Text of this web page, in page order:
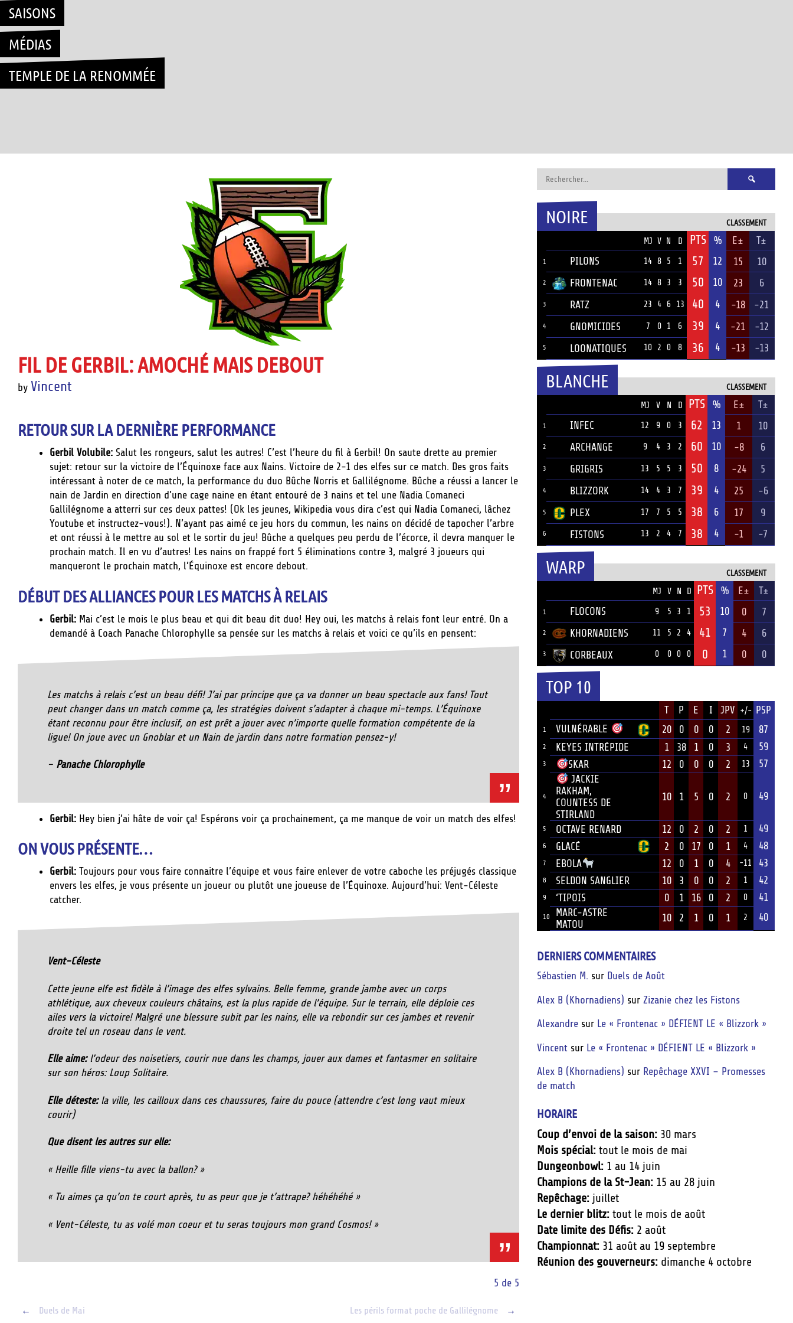
SAISONS
MÉDIAS
TEMPLE DE LA RENOMMÉE
FIL DE GERBIL: AMOCHÉ MAIS DEBOUT
by Vincent
RETOUR SUR LA DERNIÈRE PERFORMANCE
Gerbil Volubile: Salut les rongeurs, salut les autres! C’est l’heure du fil à Gerbil! On saute drette au premier
sujet: retour sur la victoire de l’Équinoxe face aux Nains. Victoire de 2-1 des elfes sur ce match. Des gros faits
intéressant à noter de ce match, la performance du duo Bûche Norris et Gallilégnome. Bûche a réussi a lancer le
nain de Jardin en direction d’une cage naine en étant entouré de 3 nains et tel une Nadia Comaneci
Gallilégnome a atterri sur ces deux pattes! (Ok les jeunes, Wikipedia vous dira c’est qui Nadia Comaneci, lâchez
Youtube et instructez-vous!). N’ayant pas aimé ce jeu hors du commun, les nains on décidé de tapocher l’arbre
et ont réussi à le mettre au sol et le sortir du jeu! Bûche a quelques peu perdu de l’écorce, il devra manquer le
prochain match. Il en vu d’autres! Les nains on frappé fort 5 éliminations contre 3, malgré 3 joueurs qui
manqueront le prochain match, l’Équinoxe est encore debout.
DÉBUT DES ALLIANCES POUR LES MATCHS À RELAIS
Gerbil: Mai c’est le mois le plus beau et qui dit beau dit duo! Hey oui, les matchs à relais font leur entré. On a
demandé à Coach Panache Chlorophylle sa pensée sur les matchs à relais et voici ce qu’ils en pensent:
Les matchs à relais c’est un beau défi! J’ai par principe que ça va donner un beau spectacle aux fans! Tout
peut changer dans un match comme ça, les stratégies doivent s’adapter à chaque mi-temps. L’Équinoxe
étant reconnu pour être inclusif, on est prêt a jouer avec n’importe quelle formation compétente de la
ligue! On joue avec un Gnoblar et un Nain de jardin dans notre formation pensez-y!
– Panache Chlorophylle
Gerbil: Hey bien j’ai hâte de voir ça! Espérons voir ça prochainement, ça me manque de voir un match des elfes!
ON VOUS PRÉSENTE…
Gerbil: Toujours pour vous faire connaitre l’équipe et vous faire enlever de votre caboche les préjugés classique
envers les elfes, je vous présente un joueur ou plutôt une joueuse de l’Équinoxe. Aujourd’hui: Vent-Céleste
catcher.
Vent-Céleste
Cette jeune elfe est fidèle à l’image des elfes sylvains. Belle femme, grande jambe avec un corps
athlétique, aux cheveux couleurs châtains, est la plus rapide de l’équipe. Sur le terrain, elle déploie ces
ailes vers la victoire! Malgré une blessure subit par les nains, elle va rebondir sur ces jambes et revenir
droite tel un roseau dans le vent.
Elle aime:l’odeur des noisetiers, courir nue dans les champs, jouer aux dames et fantasmer en solitaire
sur son héros: Loup Solitaire.
Elle déteste:la ville, les cailloux dans ces chaussures, faire du pouce (attendre c’est long vaut mieux
courir)
Que disent les autres sur elle:
« Heille fille viens-tu avec la ballon? »
« Tu aimes ça qu’on te court après, tu as peur que je t’attrape? héhéhéhé »
« Vent-Céleste, tu as volé mon coeur et tu seras toujours mon grand Cosmos! »
5 de 5
Post
← Duels de Mai Les périls format poche de Gallilégnome →
Rechercher :
CLASSEMENT
NOIRE
MJ V N D PTS % E± T±
1 PILONS 14 8 5 1 57 12 15 10
2 FRONTENAC 14 8 3 3 50 10 23 6
3 RATZ 23 4 6 13 40 4 -18 -21
4 GNOMICIDES 7 0 1 6 39 4 -21 -12
5 LOONATIQUES 10 2 0 8 36 4 -13 -13
CLASSEMENT
BLANCHE
MJ V N D PTS % E± T±
1 INFEC 12 9 0 3 62 13 1 10
2 ARCHANGE 9 4 3 2 60 10 -8 6
3 GRIGRIS 13 5 5 3 50 8 -24 5
4 BLIZZORK 14 4 3 7 39 4 25 -6
5 PLEX 17 7 5 5 38 6 17 9
6 FISTONS 13 2 4 7 38 4 -1 -7
CLASSEMENT
WARP
MJ V N D PTS % E± T±
1 FLOCONS 9 5 3 1 53 10 0 7
2 KHORNADIENS 11 5 2 4 41 7 4 6
3 CORBEAUX 0 0 0 0 0 1 0 0
TOP 10
T P E I JPV +/- PSP
1 VULNÉRABLE 20 0 0 0 2 19 87
2 KEYES INTRÉPIDE 1 38 1 0 3 4 59
3 SKAR 12 0 0 0 2 13 57
4
JACKIE
RAKHAM,
COUNTESS DE
STIRLAND
10 1 5 0 2 0 49
5 OCTAVE RENARD 12 0 2 0 2 1 49
6 GLACÉ 2 0 17 0 1 4 48
7 EBOLA 12 0 1 0 4 -11 43
8 SELDON SANGLIER 10 3 0 0 2 1 42
9 ‘TIPOIS 0 1 16 0 2 0 41
10
MARC-ASTRE
MATOU
10 2 1 0 1 2 40
DERNIERS COMMENTAIRES
Sébastien M. sur Duels de Août
Alex B (Khornadiens) surZizanie chez les Fistons
Alexandre sur Le « Frontenac » DÉFIENT LE « Blizzork »
Vincent sur Le « Frontenac » DÉFIENT LE « Blizzork »
Alex B (Khornadiens) sur Repêchage XXVI – Promesses
de match
HORAIRE
Coup d’envoi de la saison: 30 mars
Mois spécial: tout le mois de mai
Dungeonbowl: 1 au 14 juin
Champions de la St-Jean: 15 au 28 juin
Repêchage: juillet
Le dernier blitz: tout le mois de août
Date limite des Défis: 2 août
Championnat: 31 août au 19 septembre
Réunion des gouverneurs: dimanche 4 octobre